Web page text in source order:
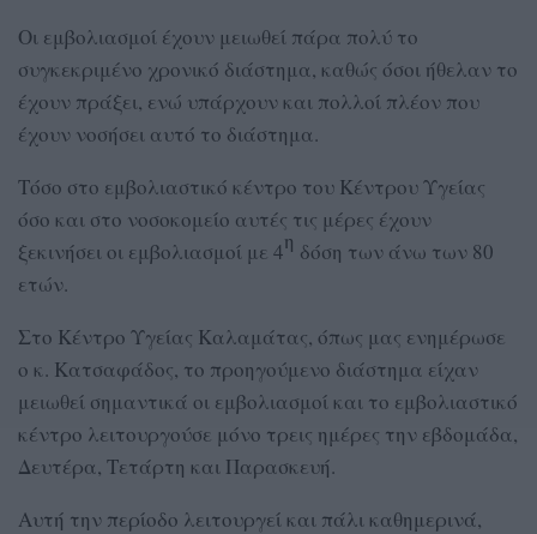
Οι εμβολιασμοί έχουν μειωθεί πάρα πολύ το
συγκεκριμένο χρονικό διάστημα, καθώς όσοι ήθελαν το
έχουν πράξει, ενώ υπάρχουν και πολλοί πλέον που
έχουν νοσήσει αυτό το διάστημα.
Τόσο στο εμβολιαστικό κέντρο του Κέντρου Υγείας
όσο και στο νοσοκομείο αυτές τις μέρες έχουν
ξεκινήσει οι εμβολιασμοί με 4η δόση των άνω των 80
ετών.
Στο Κέντρο Υγείας Καλαμάτας, όπως μας ενημέρωσε
ο κ. Κατσαφάδος, το προηγούμενο διάστημα είχαν
μειωθεί σημαντικά οι εμβολιασμοί και το εμβολιαστικό
κέντρο λειτουργούσε μόνο τρεις ημέρες την εβδομάδα,
Δευτέρα, Τετάρτη και Παρασκευή.
Αυτή την περίοδο λειτουργεί και πάλι καθημερινά,